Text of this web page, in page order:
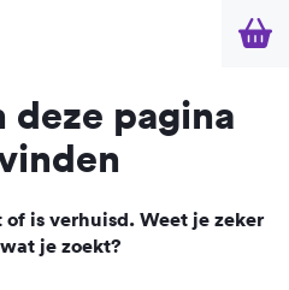
deze pagina
is verhuisd. Weet je zeker
je zoekt?